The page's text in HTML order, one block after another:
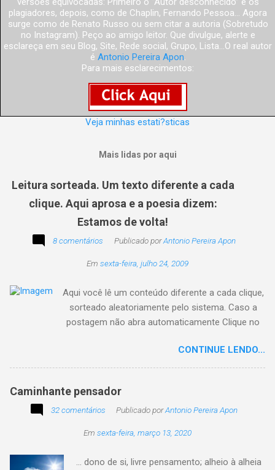
plagiadores, depois, como de Chaplin, Fernando Pessoa... Agora
surge como de Renato Russo ou sem citar a autoria (Sobretudo
no Instagram). Peço ao amigo leitor. Que divulgue, alerte e
esclareça em seu Blog, Site, Rede social, Grupo, Lista...O real autor
é Antonio Pereira Apon.
Para mais esclarecimentos:
Veja minhas estati?sticas
Mais lidas por aqui
Leitura sorteada. Um texto diferente a cada
clique. Aqui aprosa e a poesia dizem:
Estamos de volta!
8 comentários Publicado porAntonio Pereira Apon
Em sexta-feira, julho 24, 2009
Aqui você lê um conteúdo diferente a cada clique,
sorteado aleatoriamente pelo sistema. Caso a
postagem não abra automaticamente Clique no
CONTINUE LENDO...
Caminhante pensador
32 comentários Publicado porAntonio Pereira Apon
Em sexta-feira, março 13, 2020
... dono de si, livre pensamento; alheio à alheia